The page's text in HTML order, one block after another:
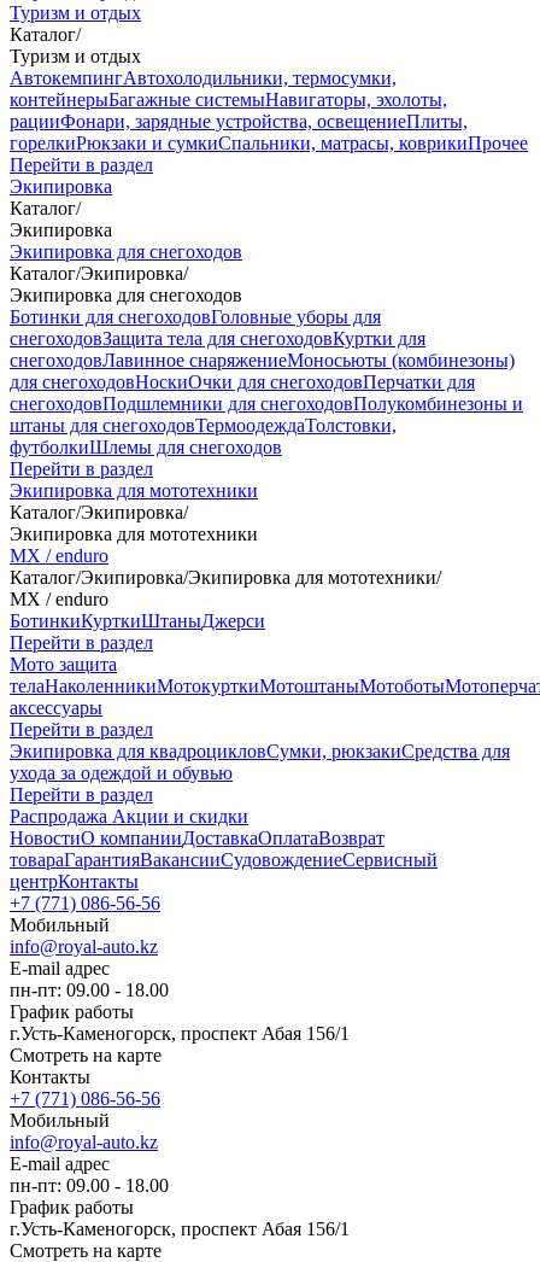
Туризм и отдых
Каталог/
Туризм и отдых
АвтокемпингАвтохолодильники, термосумки,
контейнерыБагажные системыНавигаторы, эхолоты,
рацииФонари, зарядные устройства, освещениеПлиты,
горелкиРюкзаки и сумкиСпальники, матрасы, коврикиПрочее
Перейти в раздел
Экипировка
Каталог/
Экипировка
Экипировка для снегоходов
Каталог/Экипировка/
Экипировка для снегоходов
Ботинки для снегоходовГоловные уборы для
снегоходовЗащита тела для снегоходовКуртки для
снегоходовЛавинное снаряжениеМоносьюты (комбинезоны)
для снегоходовНоскиОчки для снегоходовПерчатки для
снегоходовПодшлемники для снегоходовПолукомбинезоны и
штаны для снегоходовТермоодеждаТолстовки,
футболкиШлемы для снегоходов
Перейти в раздел
Экипировка для мототехники
Каталог/Экипировка/
Экипировка для мототехники
MX / enduro
Каталог/Экипировка/Экипировка для мототехники/
MX / enduro
БотинкиКурткиШтаныДжерси
Перейти в раздел
Мото защита
телаНаколенникиМотокурткиМотоштаныМотоботы
аксессуары
Перейти в раздел
Экипировка для квадроцикловСумки, рюкзакиСредства для
ухода за одеждой и обувью
Перейти в раздел
Распродажа Акции и скидки
НовостиО компанииДоставкаОплатаВозврат
товараГарантияВакансииСудовождениеСервисный
центрКонтакты
+7 (771) 086-56-56
Мобильный
info@royal-auto.kz
E-mail адрес
пн-пт: 09.00 - 18.00
График работы
г.Усть-Каменогорск, проспект Абая 156/1
Смотреть на карте
Контакты
+7 (771) 086-56-56
Мобильный
info@royal-auto.kz
E-mail адрес
пн-пт: 09.00 - 18.00
График работы
г.Усть-Каменогорск, проспект Абая 156/1
Смотреть на карте